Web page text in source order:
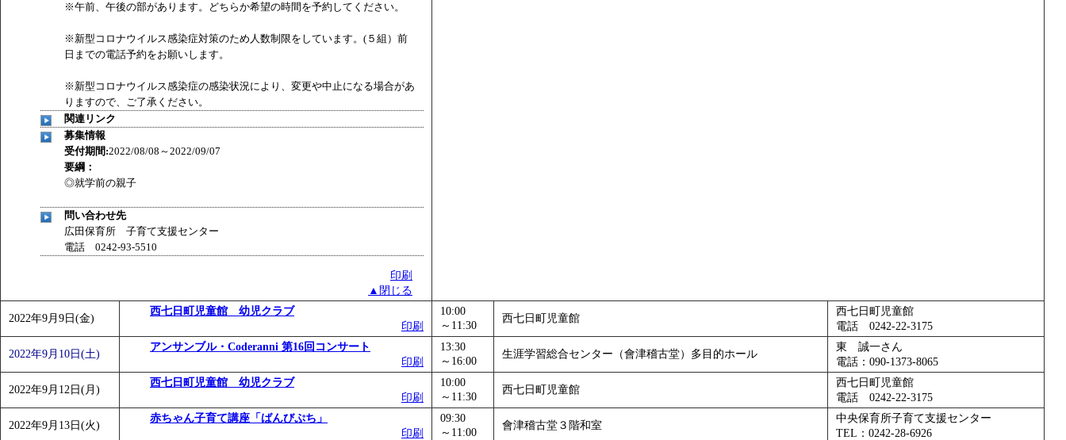
※午前、午後の部があります。どちらか希望の時間を予約してください。
※新型コロナウイルス感染症対策のため人数制限をしています。(５組）前
日までの電話予約をお願いします。
※新型コロナウイルス感染症の感染状況により、変更や中止になる場合があ
りますので、ご了承ください。
関連リンク
募集情報
受付期間:2022/08/08～2022/09/07
要綱：
◎就学前の親子
問い合わせ先
広田保育所 子育て支援センター
電話 0242-93-5510
印刷
▲閉じる
2022年9月9日(金)
西七日町児童館 幼児クラブ
印刷
10:00
～11:30
西七日町児童館
西七日町児童館
電話 0242-22-3175
2022年9月10日(土)
アンサンブル・Coderanni 第16回コンサート
印刷
13:30
～16:00
生涯学習総合センター（會津稽古堂）多目的ホール
東 誠一さん
電話：090-1373-8065
2022年9月12日(月)
西七日町児童館 幼児クラブ
印刷
10:00
～11:30
西七日町児童館
西七日町児童館
電話 0242-22-3175
2022年9月13日(火)
赤ちゃん子育て講座「ばんびぷち」
印刷
09:30
～11:00
會津稽古堂３階和室
中央保育所子育て支援センター
TEL：0242-28-6926